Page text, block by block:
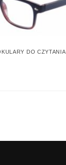
DO CZYTANIA